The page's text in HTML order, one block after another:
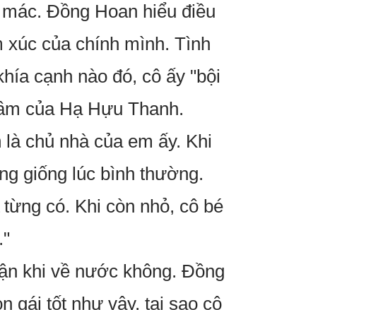
Đồng Hoan hiểu điều
xúc của chính mình. Tình
cạnh nào đó, cô ấy "bội
của Hạ Hựu Thanh.
chủ nhà của em ấy. Khi
giống lúc bình thường.
có. Khi còn nhỏ, cô bé
khi về nước không. Đồng
gái tốt như vậy, tại sao cô